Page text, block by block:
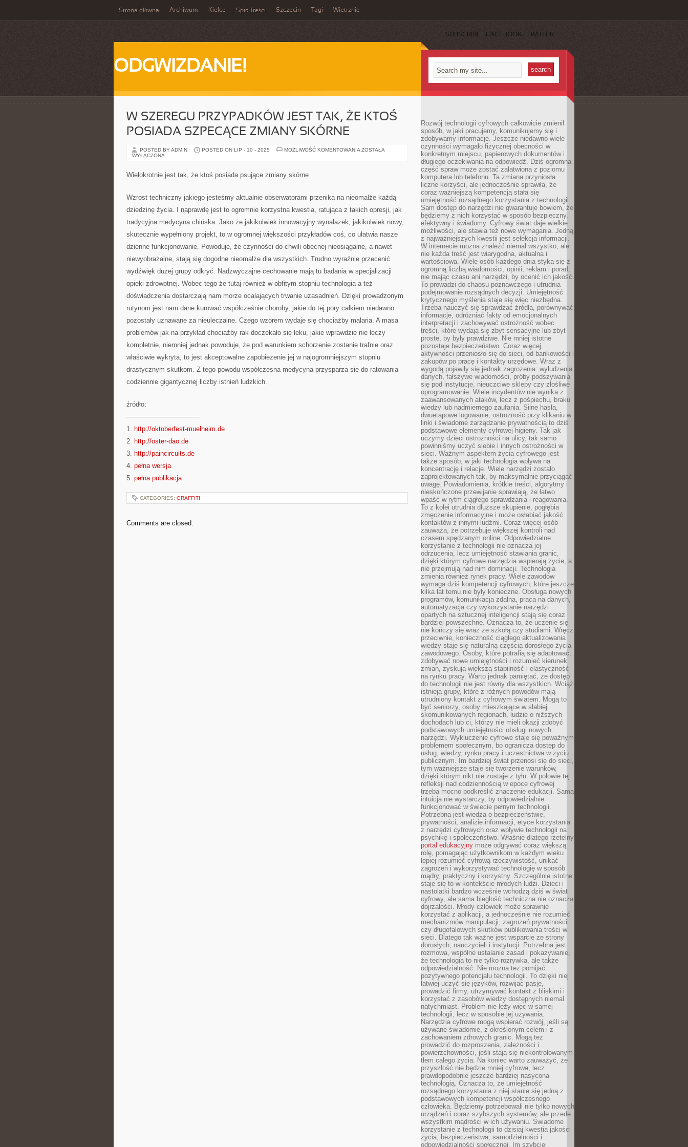
Strona główna Archiwum Kielce Spis Treści Szczecin Tagi Wietrznie
SUBSCRIBE FACEBOOK TWITTER
ODGWIZDANIE!
W SZEREGU PRZYPADKÓW JEST TAK, ŻE KTOŚ
POSIADA SZPECĄCE ZMIANY SKÓRNE
POSTED BY ADMIN POSTED ON LIP - 10 - 2025 MOŻLIWOŚĆ KOMENTOWANIA W
SZPECĄCE
ZMIANY
ZOSTAŁA
WYŁĄCZONA
Wielokrotnie jest tak, że ktoś posiada psujące zmiany skórne
Wzrost techniczny jakiego jesteśmy aktualnie obserwatorami przenika na nieomalże każdą
dziedzinę życia. I naprawdę jest to ogromnie korzystna kwestia, ratująca z takich opresji, jak
tradycyjna medycyna chińska. Jako że jakikolwiek innowacyjny wynalazek, jakikolwiek nowy,
skutecznie wypełniony projekt, to w ogromnej większości przykładów coś, co ułatwia nasze
dzienne funkcjonowanie. Powoduje, że czynności do chwili obecnej nieosiągalne, a nawet
niewyobrażalne, stają się dogodne nieomalże dla wszystkich. Trudno wyraźnie przecenić
wydźwięk dużej grupy odkryć. Nadzwyczajne cechowanie mają tu badania w specjalizacji
opieki zdrowotnej. Wobec tego że tutaj również w obfitym stopniu technologia a też
doświadczenia dostarczają nam morze ocalających trwanie uzasadnień. Dzięki prowadzonym
rutynom jest nam dane kurować współcześnie choroby, jakie do tej pory całkiem niedawno
pozostały uznawane za nieuleczalne. Czego wzorem wydaje się chociażby malaria. A masa
problemów jak na przykład chociażby rak doczekało się leku, jakie wprawdzie nie leczy
kompletnie, niemniej jednak powoduje, że pod warunkiem schorzenie zostanie trafnie oraz
właściwie wykryta, to jest akceptowalne zapobieżenie jej w najogromniejszym stopniu
drastycznym skutkom. Z tego powodu współczesna medycyna przysparza się do ratowania
codziennie gigantycznej liczby istnień ludzkich.
źródło:
———————————
1. http://oktoberfest-muelheim.de
2. http://oster-dao.de
3. http://paincircuits.de
4. pełna wersja
5. pełna publikacja
CATEGORIES: GRAFFITI
Comments are closed.
Rozwój technologii cyfrowych całkowicie zmienił
sposób, w jaki pracujemy, komunikujemy się i
zdobywamy informacje. Jeszcze niedawno wiele
czynności wymagało fizycznej obecności w
konkretnym miejscu, papierowych dokumentów i
długiego oczekiwania na odpowiedź. Dziś ogromna
część spraw może zostać załatwiona z poziomu
komputera lub telefonu. Ta zmiana przyniosła
liczne korzyści, ale jednocześnie sprawiła, że
coraz ważniejszą kompetencją stała się
umiejętność rozsądnego korzystania z technologii.
Sam dostęp do narzędzi nie gwarantuje bowiem, że
będziemy z nich korzystać w sposób bezpieczny,
efektywny i świadomy. Cyfrowy świat daje wielkie
możliwości, ale stawia też nowe wymagania. Jedną
z najważniejszych kwestii jest selekcja informacji.
W internecie można znaleźć niemal wszystko, ale
nie każda treść jest wiarygodna, aktualna i
wartościowa. Wiele osób każdego dnia styka się z
ogromną liczbą wiadomości, opinii, reklam i porad,
nie mając czasu ani narzędzi, by ocenić ich jakość.
To prowadzi do chaosu poznawczego i utrudnia
podejmowanie rozsądnych decyzji. Umiejętność
krytycznego myślenia staje się więc niezbędna.
Trzeba nauczyć się sprawdzać źródła, porównywać
informacje, odróżniać fakty od emocjonalnych
interpretacji i zachowywać ostrożność wobec
treści, które wydają się zbyt sensacyjne lub zbyt
proste, by były prawdziwe. Nie mniej istotne
pozostaje bezpieczeństwo. Coraz więcej
aktywności przeniosło się do sieci, od bankowości i
zakupów po pracę i kontakty urzędowe. Wraz z
wygodą pojawiły się jednak zagrożenia: wyłudzenia
danych, fałszywe wiadomości, próby podszywania
się pod instytucje, nieuczciwe sklepy czy złośliwe
oprogramowanie. Wiele incydentów nie wynika z
zaawansowanych ataków, lecz z pośpiechu, braku
wiedzy lub nadmiernego zaufania. Silne hasła,
dwuetapowe logowanie, ostrożność przy klikaniu w
linki i świadome zarządzanie prywatnością to dziś
podstawowe elementy cyfrowej higieny. Tak jak
uczymy dzieci ostrożności na ulicy, tak samo
powinniśmy uczyć siebie i innych ostrożności w
sieci. Ważnym aspektem życia cyfrowego jest
także sposób, w jaki technologia wpływa na
koncentrację i relacje. Wiele narzędzi zostało
zaprojektowanych tak, by maksymalnie przyciągać
uwagę. Powiadomienia, krótkie treści, algorytmy i
nieskończone przewijanie sprawiają, że łatwo
wpaść w rytm ciągłego sprawdzania i reagowania.
To z kolei utrudnia dłuższe skupienie, pogłębia
zmęczenie informacyjne i może osłabiać jakość
kontaktów z innymi ludźmi. Coraz więcej osób
zauważa, że potrzebuje większej kontroli nad
czasem spędzanym online. Odpowiedzialne
korzystanie z technologii nie oznacza jej
odrzucenia, lecz umiejętność stawiania granic,
dzięki którym cyfrowe narzędzia wspierają życie, a
nie przejmują nad nim dominacji. Technologia
zmienia również rynek pracy. Wiele zawodów
wymaga dziś kompetencji cyfrowych, które jeszcze
kilka lat temu nie były konieczne. Obsługa nowych
programów, komunikacja zdalna, praca na danych,
automatyzacja czy wykorzystanie narzędzi
opartych na sztucznej inteligencji stają się coraz
bardziej powszechne. Oznacza to, że uczenie się
nie kończy się wraz ze szkołą czy studiami. Wręcz
przeciwnie, konieczność ciągłego aktualizowania
wiedzy staje się naturalną częścią dorosłego życia
zawodowego. Osoby, które potrafią się adaptować,
zdobywać nowe umiejętności i rozumieć kierunek
zmian, zyskują większą stabilność i elastyczność
na rynku pracy. Warto jednak pamiętać, że dostęp
do technologii nie jest równy dla wszystkich. Wciąż
istnieją grupy, które z różnych powodów mają
utrudniony kontakt z cyfrowym światem. Mogą to
być seniorzy, osoby mieszkające w słabiej
skomunikowanych regionach, ludzie o niższych
dochodach lub ci, którzy nie mieli okazji zdobyć
podstawowych umiejętności obsługi nowych
narzędzi. Wykluczenie cyfrowe staje się poważnym
problemem społecznym, bo ogranicza dostęp do
usług, wiedzy, rynku pracy i uczestnictwa w życiu
publicznym. Im bardziej świat przenosi się do sieci,
tym ważniejsze staje się tworzenie warunków,
dzięki którym nikt nie zostaje z tyłu. W połowie tej
refleksji nad codziennością w epoce cyfrowej
trzeba mocno podkreślić znaczenie edukacji. Sama
intuicja nie wystarczy, by odpowiedzialnie
funkcjonować w świecie pełnym technologii.
Potrzebna jest wiedza o bezpieczeństwie,
prywatności, analizie informacji, etyce korzystania
z narzędzi cyfrowych oraz wpływie technologii na
psychikę i społeczeństwo. Właśnie dlatego rzetelny
portal edukacyjny może odgrywać coraz większą
rolę, pomagając użytkownikom w każdym wieku
lepiej rozumieć cyfrową rzeczywistość, unikać
zagrożeń i wykorzystywać technologię w sposób
mądry, praktyczny i korzystny. Szczególnie istotne
staje się to w kontekście młodych ludzi. Dzieci i
nastolatki bardzo wcześnie wchodzą dziś w świat
cyfrowy, ale sama biegłość techniczna nie oznacza
dojrzałości. Młody człowiek może sprawnie
korzystać z aplikacji, a jednocześnie nie rozumieć
mechanizmów manipulacji, zagrożeń prywatności
czy długofalowych skutków publikowania treści w
sieci. Dlatego tak ważne jest wsparcie ze strony
dorosłych, nauczycieli i instytucji. Potrzebna jest
rozmowa, wspólne ustalanie zasad i pokazywanie,
że technologia to nie tylko rozrywka, ale także
odpowiedzialność. Nie można też pomijać
pozytywnego potencjału technologii. To dzięki niej
łatwiej uczyć się języków, rozwijać pasje,
prowadzić firmy, utrzymywać kontakt z bliskimi i
korzystać z zasobów wiedzy dostępnych niemal
natychmiast. Problem nie leży więc w samej
technologii, lecz w sposobie jej używania.
Narzędzia cyfrowe mogą wspierać rozwój, jeśli są
używane świadomie, z określonym celem i z
zachowaniem zdrowych granic. Mogą też
prowadzić do rozproszenia, zależności i
powierzchowności, jeśli stają się niekontrolowanym
tłem całego życia. Na koniec warto zauważyć, że
przyszłość nie będzie mniej cyfrowa, lecz
prawdopodobnie jeszcze bardziej nasycona
technologią. Oznacza to, że umiejętność
rozsądnego korzystania z niej stanie się jedną z
podstawowych kompetencji współczesnego
człowieka. Będziemy potrzebowali nie tylko nowych
urządzeń i coraz szybszych systemów, ale przede
wszystkim mądrości w ich używaniu. Świadome
korzystanie z technologii to dzisiaj kwestia jakości
życia, bezpieczeństwa, samodzielności i
odpowiedzialności społecznej. Im szybciej